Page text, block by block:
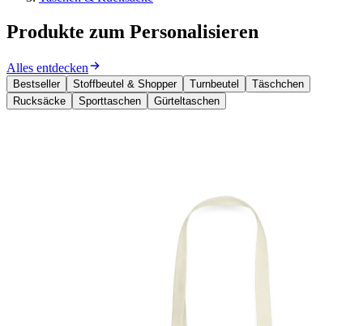
Produkte zum Personalisieren
Alles entdecken
Bestseller Stoffbeutel & Shopper Turnbeutel
Täschchen
Rucksäcke
Sporttaschen Gürteltaschen